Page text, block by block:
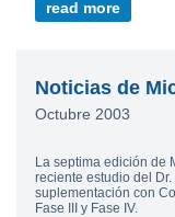
read more
Noticias de
Octubre 2003
La septima edición de
reciente estudio del
suplementación con
Fase III y Fase IV.